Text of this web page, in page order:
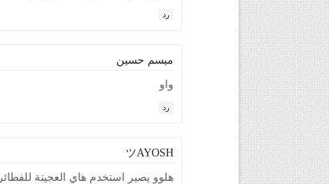
رد
ميسم حسين
واو
رد
ツAYOSH
هلوو يصير استخدم هاي العجينة للفطائر